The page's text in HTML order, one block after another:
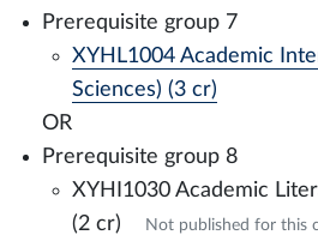
Prerequisite group 7
XYHL1004 Academic
Sciences) (3 cr)
OR
Prerequisite group 8
XYHI1030 Academic
(2 cr)
Not published for this